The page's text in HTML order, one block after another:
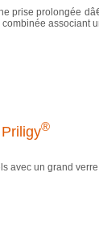
prise prolongée
associant
®
avec un grand